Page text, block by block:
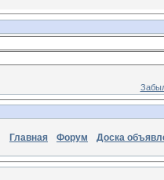
Главная Форум Доска